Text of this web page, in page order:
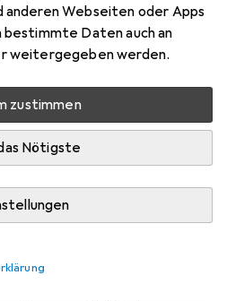
anderen Webseiten oder Apps
bestimmte Daten auch an
weitergegeben werden.
zustimmen
Nötigste
Lieferanten
schneller verfügbar
genaue Lieferzeit
Warenkorb